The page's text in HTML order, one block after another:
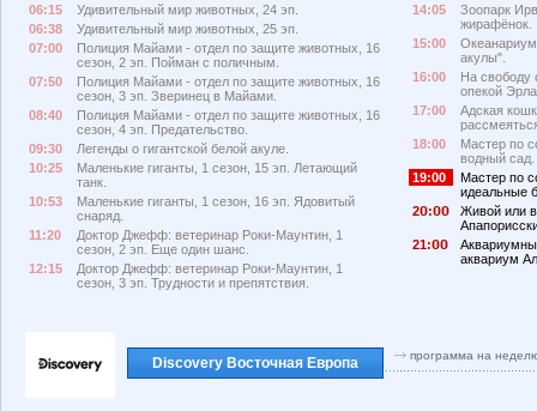
06:15
Удивительный мир животных, 24 эп.
06:38
Удивительный мир животных, 25 эп.
07:00
Полиция Майами - отдел по защите животных, 16
сезон, 2 эп. Пойман с поличным.
07:50
Полиция Майами - отдел по защите животных, 16
сезон, 3 эп. Зверинец в Майами.
08:40
Полиция Майами - отдел по защите животных, 16
сезон, 4 эп. Предательство.
09:30
Легенды о гигантской белой акуле.
10:25
Маленькие гиганты, 1 сезон, 15 эп. Летающий
танк.
10:53
Маленькие гиганты, 1 сезон, 16 эп. Ядовитый
снаряд.
11:20
Доктор Джефф: ветеринар Роки-Маунтин, 1
сезон, 2 эп. Еще один шанс.
12:15
Доктор Джефф: ветеринар Роки-Маунтин, 1
сезон, 3 эп. Трудности и препятствия.
14:05
Зоопарк
жирафёнок.
15:00
акулы".
16:00
На свободу
опекой
17:00
Адская
18:00
Мастер по
водный сад.
19:00
Мастер по
идеальные
2
:
Живой или
21:
аквариум
Discovery Восточная Европа программа на